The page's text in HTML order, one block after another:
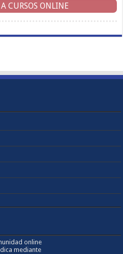
CURSOS ONLINE
online
mediante